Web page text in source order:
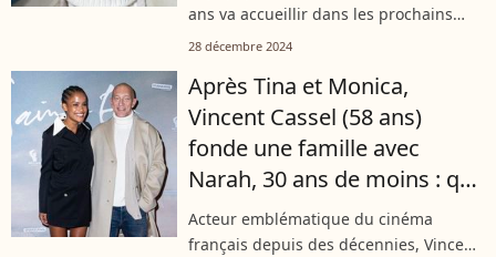
ans va accueillir dans les prochains
mois un quatrième enfant. Narah
sa vie, a en effet publié une...
28 décembre 2024
Après Tina et Monica,
Vincent Cassel (58 ans)
fonde une famille avec
Narah, 30 ans de moins : qui
est vraiment cette jeune
femme ?
Acteur emblématique du cinéma
français depuis des décennies, Vincent